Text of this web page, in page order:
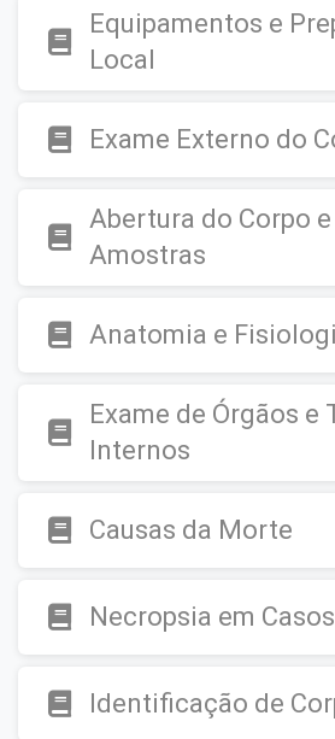
Equipamentos e
Local
Exame Externo do
Abertura do Corpo
Amostras
Anatomia e
Exame de Órgãos e
Internos
Causas da Morte
Necropsia em
Identificação de